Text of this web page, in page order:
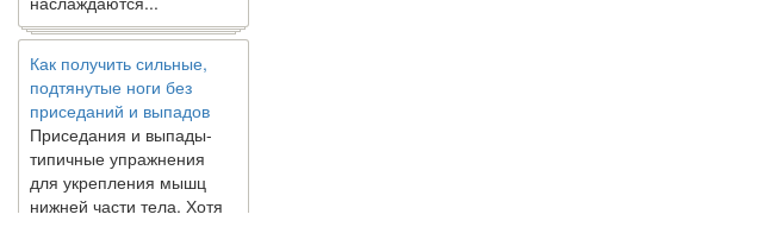
Как получить сильные,
подтянутые ноги без
приседаний и выпадов
Приседания и выпады-
типичные упражнения
для укрепления мышц
нижней части тела. Хотя
они чрезвычайно